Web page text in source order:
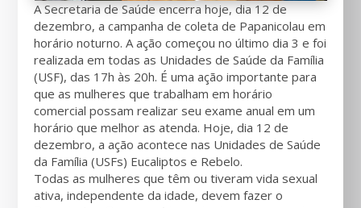
A Secretaria de Saúde encerra hoje, dia 12 de
dezembro, a campanha de coleta de Papanicolau em
horário noturno. A ação começou no último dia 3 e foi
realizada em todas as Unidades de Saúde da Família
(USF), das 17h às 20h. É uma ação importante para
que as mulheres que trabalham em horário
comercial possam realizar seu exame anual em um
horário que melhor as atenda. Hoje, dia 12 de
dezembro, a ação acontece nas Unidades de Saúde
da Família (USFs) Eucaliptos e Rebelo.
Todas as mulheres que têm ou tiveram vida sexual
ativa, independente da idade, devem fazer o